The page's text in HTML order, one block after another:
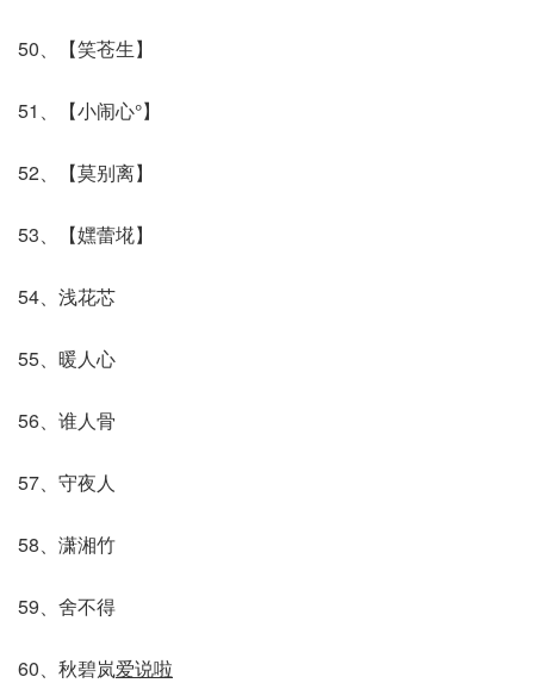
50、【笑苍生】
51、【小闹心°】
52、【莫别离】
53、【嫼蕾埖】
54、浅花芯
55、暖人心
56、谁人骨
57、守夜人
58、潇湘竹
59、舍不得
60、秋碧岚爱说啦